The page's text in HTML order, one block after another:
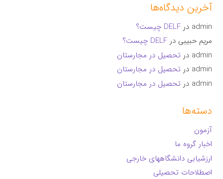
آخرین دیدگاه‌ها
admin درDELF چیست؟
مریم حبیبی درDELF چیست؟
admin در تحصیل در مجارستان
admin در تحصیل در مجارستان
admin در تحصیل در مجارستان
دسته‌ها
آزمون
اخبار گروه ما
ارزشیابی دانشگاههای خارجی
اصطلاحات تحصیلی